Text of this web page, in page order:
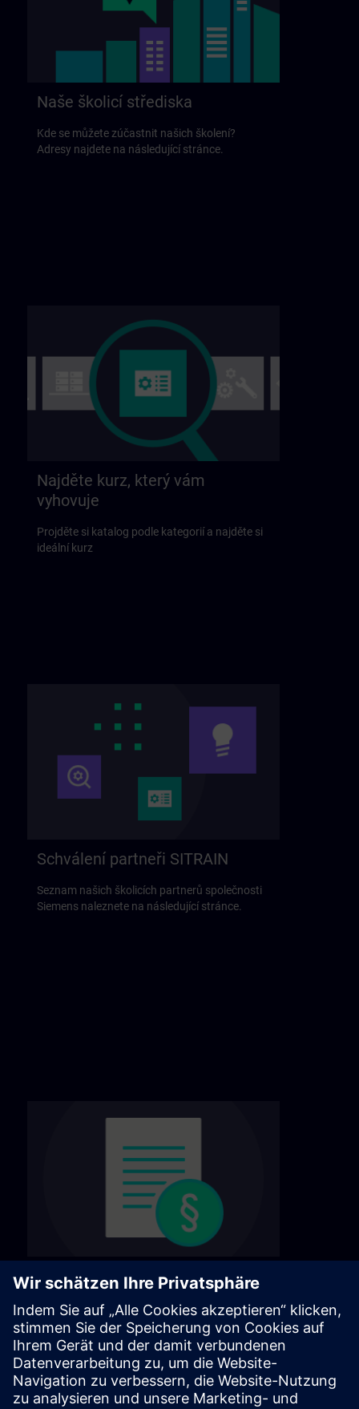
Naše školicí střediska
Kde se můžete zúčastnit našich školení?
Adresy najdete na následující stránce.
Najděte kurz, který vám
vyhovuje
Projděte si katalog podle kategorií a najděte si
ideální kurz
Schválení partneři SITRAIN
Seznam našich školicích partnerů společnosti
Siemens naleznete na následující stránce.
Všeobecné obchodní podmínky
Naše všeobecné obchodní podmínky najdete
na následující stránce.